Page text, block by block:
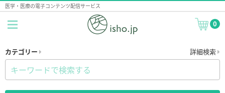
医学・医療の電子コンテンツ配信サービス
0
カテゴリー 詳細検索